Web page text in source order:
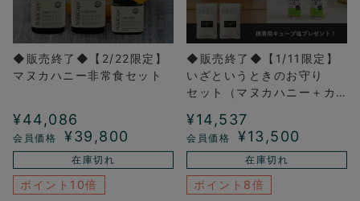
◆販売終了◆【2/22限定】
マヌカハニー非常食セット
¥44,086
¥39,800
在庫切れ
ポイント10倍
◆販売終了◆【1/11限定】
いざというときのお守り
セット（マヌカハニー＋カ
¥14,537
¥13,500
在庫切れ
ポイント8倍